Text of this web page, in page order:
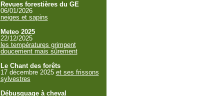
Revues forestières du GE
06/01/2026
neiges et sapins
Meteo 2025
22/12/2025
les températures grimpent
doucement mais sûrement
Le Chant des forêts
17 décembre 2025 et ses frissons
sylvestres
Débusquage à cheval